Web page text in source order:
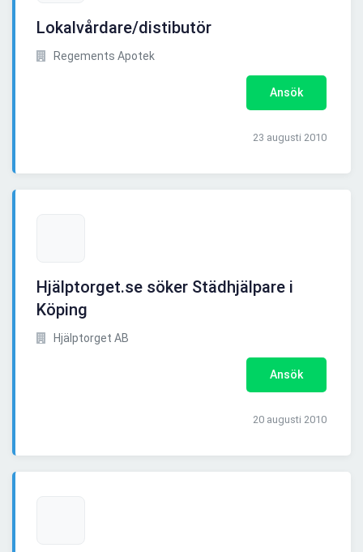
Lokalvårdare/distibutör
Regements Apotek
Ansök
23 augusti 2010
Hjälptorget.se söker Städhjälpare i
Köping
Hjälptorget AB
Ansök
20 augusti 2010